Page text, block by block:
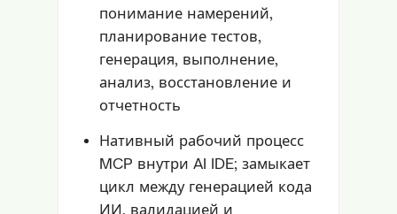
понимание намерений,
планирование тестов,
генерация, выполнение,
анализ, восстановление и
отчетность
Нативный рабочий процесс
MCP внутри AI IDE; замыкает
цикл между генерацией кода
ИИ, валидацией и